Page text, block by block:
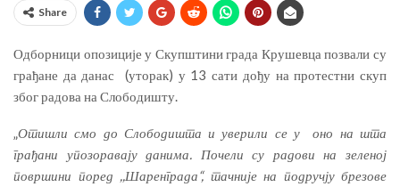
Share
Одборници опозиције у Скупштини града Крушевца позвали су
грађане да данас (уторак) у 13 сати дођу на протестни скуп
због радова на Слободишту.
„Отишли смо до Слободишта и уверили се у оно на шта
грађани упозоравају данима. Почели су радови на зеленој
површини поред ,,Шаренграда“, тачније на подручју брезове